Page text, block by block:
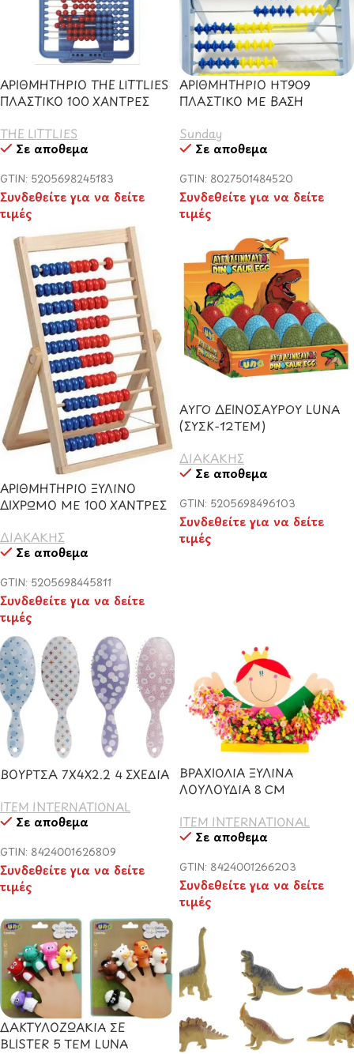
ΑΡΙΘΜΗΤΗΡΙΟ THE LITTLIES
ΠΛΑΣΤΙΚΟ 100 ΧΑΝΤΡΕΣ
THE LITTLIES
Σε απόθεμα
GTIN: 5205698245183
Συνδεθείτε για να δείτε
τιμές
ΑΡΙΘΜΗΤΗΡΙΟ ΗΤ909
ΠΛΑΣΤΙΚΟ ΜΕ ΒΑΣΗ
Sunday
Σε απόθεμα
GTIN: 8027501484520
Συνδεθείτε για να δείτε
τιμές
ΑΡΙΘΜΗΤΗΡΙΟ ΞΥΛΙΝΟ
ΔΙΧΡΩΜΟ ΜΕ 100 ΧΑΝΤΡΕΣ
ΔΙΑΚΑΚΗΣ
Σε απόθεμα
GTIN: 5205698445811
Συνδεθείτε για να δείτε
τιμές
ΑΥΓΟ ΔΕΙΝΟΣΑΥΡΟΥ LUNA
(ΣΥΣΚ-12ΤΕΜ)
ΔΙΑΚΑΚΗΣ
Σε απόθεμα
GTIN: 5205698496103
Συνδεθείτε για να δείτε
τιμές
ΒΟΥΡΤΣΑ 7X4X2.2 4 ΣΧΕΔΙΑ
ITEM INTERNATIONAL
Σε απόθεμα
GTIN: 8424001626809
Συνδεθείτε για να δείτε
τιμές
ΒΡΑΧΙΟΛΙΑ ΞΥΛΙΝΑ
ΛΟΥΛΟΥΔΙΑ 8 CM
ITEM INTERNATIONAL
Σε απόθεμα
GTIN: 8424001266203
Συνδεθείτε για να δείτε
τιμές
ΔΑΚΤΥΛΟΖΩΑΚΙΑ ΣΕ
BLISTER 5 ΤΕΜ LUNA